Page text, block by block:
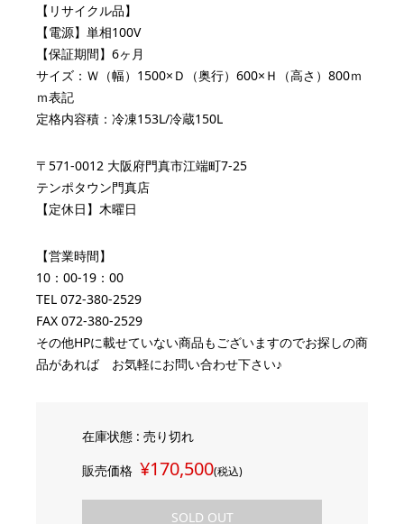
【リサイクル品】
【電源】単相100V
【保証期間】6ヶ月
サイズ：Ｗ（幅）1500×Ｄ（奥行）600×Ｈ（高さ）800ｍ
ｍ表記
定格内容積：冷凍153L/冷蔵150L
〒571-0012 大阪府門真市江端町7-25
テンポタウン門真店
【定休日】木曜日
【営業時間】
10：00-19：00
TEL 072-380-2529
FAX 072-380-2529
その他HPに載せていない商品もございますのでお探しの商
品があれば お気軽にお問い合わせ下さい♪
在庫状態 : 売り切れ
販売価格 ¥170,500(税込)
SOLD OUT